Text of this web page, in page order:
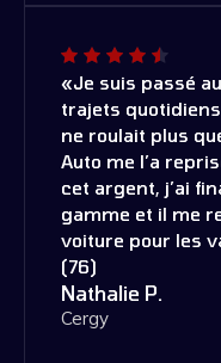
«Je suis passé
trajets quotidiens
ne roulait plus
Auto me l’a
cet argent, j’ai
gamme et il me
voiture pour les
(76)
Nathalie P.
Cergy